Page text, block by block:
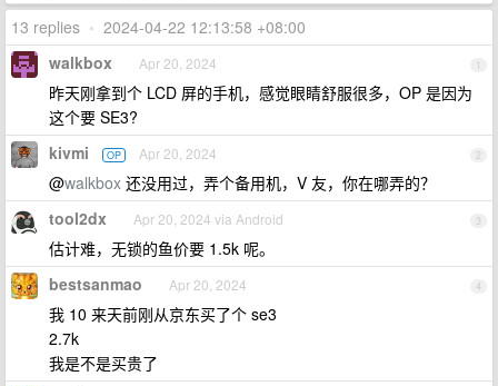
13 replies • 2024-04-22 12:13:58 +08:00
1
walkbox Apr 20, 2024
昨天刚拿到个 LCD 屏的手机，感觉眼睛舒服很多，OP 是因为
这个要 SE3?
2
kivmi OP Apr 20, 2024
@walkbox 还没用过，弄个备用机，V 友，你在哪弄的？
3
tool2dx Apr 20, 2024 via Android
估计难，无锁的鱼价要 1.5k 呢。
4
bestsanmao Apr 20, 2024
我 10 来天前刚从京东买了个 se3
2.7k
我是不是买贵了